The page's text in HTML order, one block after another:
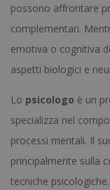
possono affrontare
complementari.
emotiva o cognitiva
aspetti biologici e
Lo psicologo è un
specializza nel
processi mentali. Il
principalmente sulla
tecniche